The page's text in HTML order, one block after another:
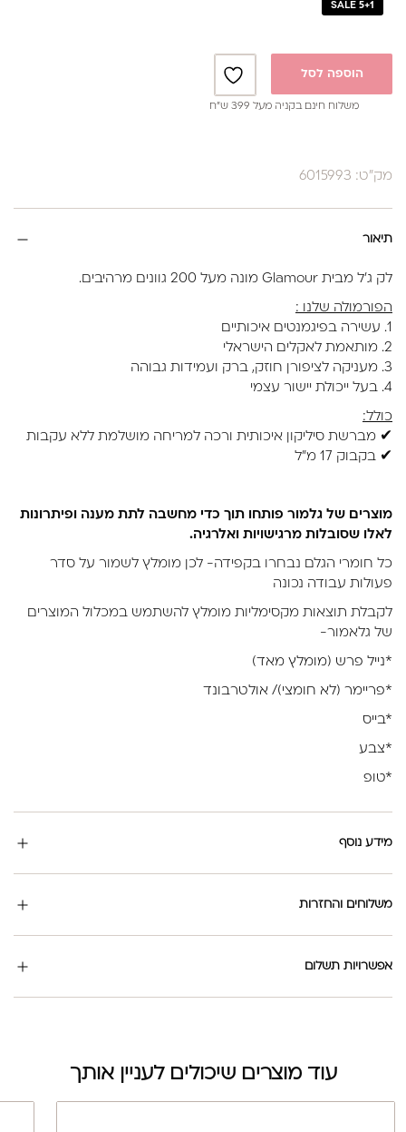
SALE 5+1
הוספה לסל
משלוח חינם בקניה מעל 399 ש”ח
מק"ט: 6015993
תיאור
לק ג'ל מבית Glamour מונה מעל 200 גוונים מרהיבים.
הפורמולה שלנו :
1. עשירה בפיגמנטים איכותיים
2. מותאמת לאקלים הישראלי
3. מעניקה לציפורן חוזק, ברק ועמידות גבוהה
4. בעל ייכולת יישור עצמי
כולל:
✔ מברשת סיליקון איכותית ורכה למריחה מושלמת ללא עקבות
✔ בקבוק 17 מ"ל
מוצרים של גלמור פותחו תוך כדי מחשבה לתת מענה ופיתרונות
לאלו שסובלות מרגישויות ואלרגיה.
כל חומרי הגלם נבחרו בקפידה- לכן מומלץ לשמור על סדר
פעולות עבודה נכונה
לקבלת תוצאות מקסימליות מומלץ להשתמש במכלול המוצרים
של גלאמור-
*נייל פרש (מומלץ מאד)
*פריימר (לא חומצי)/ אולטרבונד
*בייס
*צבע
*טופ
מידע נוסף
משלוחים והחזרות
אפשרויות תשלום
עוד מוצרים שיכולים לעניין אותך